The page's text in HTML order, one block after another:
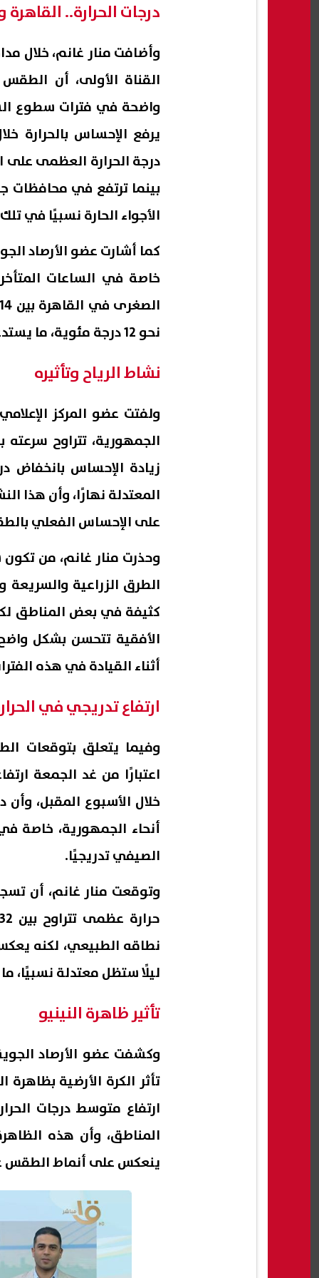
درجات الحرارة..
وأضافت منار غانم، خلال
القناة الأولى، أن
واضحة في فترات سطوع
يرفع الإحساس بالحرارة
الأجواء الحارة نسبيًا في
كما أشارت عضو الأرصاد
خاصة في الساعات
نحو 12 درجة مئوية، ما يستدعي ارتداء ملابس مناسبة خلال فترات الليل.
نشاط الرياح وتأثيره
ولفتت عضو المركز
زيادة الإحساس بانخفاض
المعتدلة نهارًا، وأن هذا
على الإحساس الفعلي
وحذرت منار غانم، من
الطرق الزراعية
كثيفة في بعض المناطق
الأفقية تتحسن بشكل
أثناء القيادة في هذه
ارتفاع تدريجي في
وفيما يتعلق بتوقعات
اعتبارًا من غد الجمعة
أنحاء الجمهورية، خاصة
الصيفي تدريجيًا.
وتوقعت منار غانم، أن
نطاقه الطبيعي، لكنه يعكس
ليلًا ستظل معتدلة نسبيًا،
تأثير ظاهرة النينيو
وكشفت عضو الأرصاد
تأثر الكرة الأرضية
ارتفاع متوسط درجات
المناطق، وأن هذه
ينعكس على أنماط الطقس